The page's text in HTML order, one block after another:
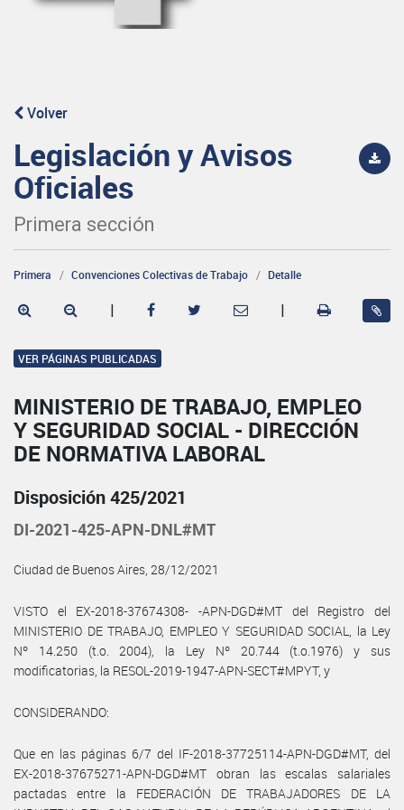
Volver
Legislación y Avisos
Oficiales
Primera sección
Primera Convenciones Colectivas de Trabajo Detalle
| |
VER PÁGINAS PUBLICADAS
MINISTERIO DE TRABAJO, EMPLEO
Y SEGURIDAD SOCIAL - DIRECCIÓN
DE NORMATIVA LABORAL
Disposición 425/2021
DI-2021-425-APN-DNL#MT
Ciudad de Buenos Aires, 28/12/2021
VISTO el EX-2018-37674308- -APN-DGD#MT del Registro del
MINISTERIO DE TRABAJO, EMPLEO Y SEGURIDAD SOCIAL, la Ley
Nº 14.250 (t.o. 2004), la Ley Nº 20.744 (t.o.1976) y sus
modificatorias, la RESOL-2019-1947-APN-SECT#MPYT, y
CONSIDERANDO:
Que en las páginas 6/7 del IF-2018-37725114-APN-DGD#MT, del
EX-2018-37675271-APN-DGD#MT obran las escalas salariales
pactadas entre la FEDERACIÓN DE TRABAJADORES DE LA